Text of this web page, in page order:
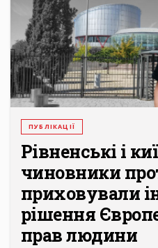
ПУБЛІКАЦІЇ
Рівненські і
чиновники
приховували
рішення
прав людини